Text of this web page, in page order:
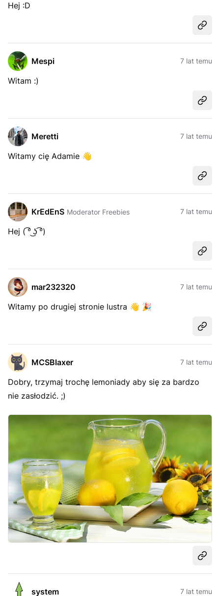
Hej :D
Mespi 7 lat temu
Witam :)
Meretti 7 lat temu
Witamy cię Adamie 👋
KrEdEnS Moderator Freebies 7 lat temu
Hej ( ͡° ͜ʖ ͡°)
mar232320 7 lat temu
Witamy po drugiej stronie lustra 👋 🎉
MCSBlaxer 7 lat temu
Dobry, trzymaj trochę lemoniady aby się za bardzo
nie zasłodzić. ;)
system 7 lat temu